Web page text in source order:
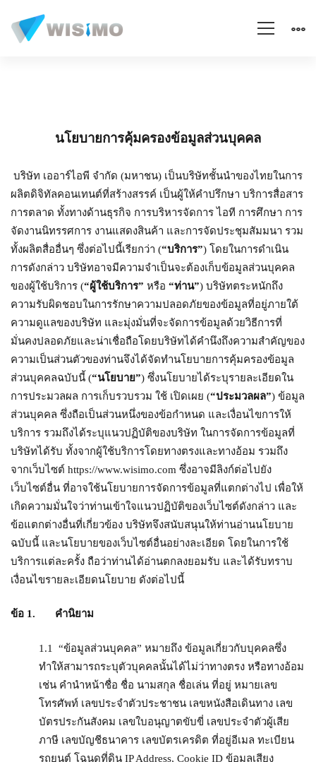
Privacy
Policy
นโยบายการคุ้มครองข้อมูลส่วนบุคคล
บริษัท เออาร์ไอพี จำกัด (มหาชน) เป็นบริษัทชั้นนำของไทยในการ
ผลิตดิจิทัลคอนเทนต์ที่สร้างสรรค์ เป็นผู้ให้คำปรึกษา บริการสื่อสาร
การตลาด ทั้งทางด้านธุรกิจ การบริหารจัดการ ไอที การศึกษา การ
จัดงานนิทรรศการ งานแสดงสินค้า และการจัดประชุมสัมมนา รวม
ทั้งผลิตสื่ออื่นๆ ซึ่งต่อไปนี้เรียกว่า (“บริการ”) โดยในการดำเนิน
การดังกล่าว บริษัทอาจมีความจำเป็นจะต้องเก็บข้อมูลส่วนบุคคล
ของผู้ใช้บริการ (“ผู้ใช้บริการ” หรือ “ท่าน”) บริษัทตระหนักถึง
ความรับผิดชอบในการรักษาความปลอดภัยของข้อมูลที่อยู่ภายใต้
ความดูแลของบริษัท และมุ่งมั่นที่จะจัดการข้อมูลด้วยวิธีการที่
มั่นคงปลอดภัยและน่าเชื่อถือโดยบริษัทได้คำนึงถึงความสำคัญของ
ความเป็นส่วนตัวของท่านจึงได้จัดทำนโยบายการคุ้มครองข้อมูล
ส่วนบุคคลฉบับนี้ (“นโยบาย”) ซึ่งนโยบายได้ระบุรายละเอียดใน
การประมวลผล การเก็บรวบรวม ใช้ เปิดเผย (“ประมวลผล”) ข้อมูล
ส่วนบุคคล ซึ่งถือเป็นส่วนหนึ่งของข้อกำหนด และเงื่อนไขการให้
บริการ รวมถึงได้ระบุแนวปฏิบัติของบริษัท ในการจัดการข้อมูลที่
บริษัทได้รับ ทั้งจากผู้ใช้บริการโดยทางตรงและทางอ้อม รวมถึง
จากเว็บไซต์ https://www.wisimo.com ซึ่งอาจมีลิงก์ต่อไปยัง
เว็บไซต์อื่น ที่อาจใช้นโยบายการจัดการข้อมูลที่แตกต่างไป เพื่อให้
เกิดความมั่นใจว่าท่านเข้าใจแนวปฏิบัติของเว็บไซต์ดังกล่าว และ
ข้อแตกต่างอื่นที่เกี่ยวข้อง บริษัทจึงสนับสนุนให้ท่านอ่านนโยบาย
ฉบับนี้ และนโยบายของเว็บไซต์อื่นอย่างละเอียด โดยในการใช้
บริการแต่ละครั้ง ถือว่าท่านได้อ่านตกลงยอมรับ และได้รับทราบ
เงื่อนไขรายละเอียดนโยบาย ดังต่อไปนี้
ข้อ 1. คำนิยาม
1.1 “ข้อมูลส่วนบุคคล” หมายถึง ข้อมูลเกี่ยวกับบุคคลซึ่ง
ทำให้สามารถระบุตัวบุคคลนั้นได้ไม่ว่าทางตรง หรือทางอ้อม
เช่น คำนำหน้าชื่อ ชื่อ นามสกุล ชื่อเล่น ที่อยู่ หมายเลข
โทรศัพท์ เลขประจำตัวประชาชน เลขหนังสือเดินทาง เลข
บัตรประกันสังคม เลขใบอนุญาตขับขี่ เลขประจำตัวผู้เสีย
ภาษี เลขบัญชีธนาคาร เลขบัตรเครดิต ที่อยู่อีเมล ทะเบียน
รถยนต์ โฉนดที่ดิน IP Address, Cookie ID ข้อมูลเสียง